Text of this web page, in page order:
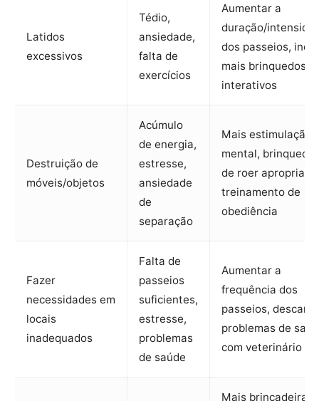
Latidos
excessivos
Tédio,
ansiedade,
falta de
exercícios
Aumentar a
duração/
dos passeios,
mais brinquedos
interativos
Destruição de
móveis/objetos
Acúmulo
de energia,
estresse,
ansiedade
de
separação
Mais estimulação
mental,
de roer
treinamento de
obediência
Fazer
necessidades em
locais
inadequados
Falta de
passeios
suficientes,
estresse,
problemas
de saúde
Aumentar a
frequência dos
passeios,
problemas de
com veterinário
Mais brincadeiras,